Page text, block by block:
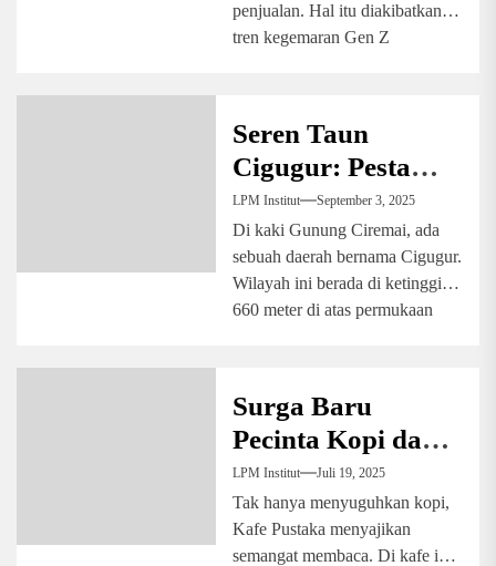
penjualan. Hal itu diakibatkan
tren kegemaran Gen Z
Seren Taun
Cigugur: Pesta
Panen yang Penuh
Syukur dan
Toleransi
LPM Institut September 3, 2025
Di kaki Gunung Ciremai, ada
sebuah daerah bernama Cigugur.
Wilayah ini berada di ketinggian
660 meter di atas permukaan
Surga Baru
Pecinta Kopi dan
Literasi
LPM Institut Juli 19, 2025
Tak hanya menyuguhkan kopi,
Kafe Pustaka menyajikan
semangat membaca. Di kafe ini,